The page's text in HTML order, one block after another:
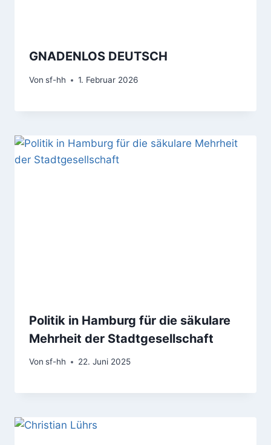
GNADENLOS DEUTSCH
Von sf-hh 1. Februar 2026
Politik in Hamburg für die säkulare
Mehrheit der Stadtgesellschaft
Von sf-hh 22. Juni 2025